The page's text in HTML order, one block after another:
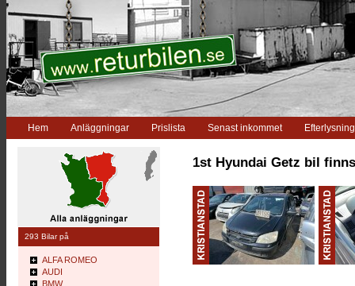
Hem Anläggningar Prislista Senast inkommet Efterlysning
1st Hyundai Getz bil
293 Bilar på
ALFA ROMEO
AUDI
BMW